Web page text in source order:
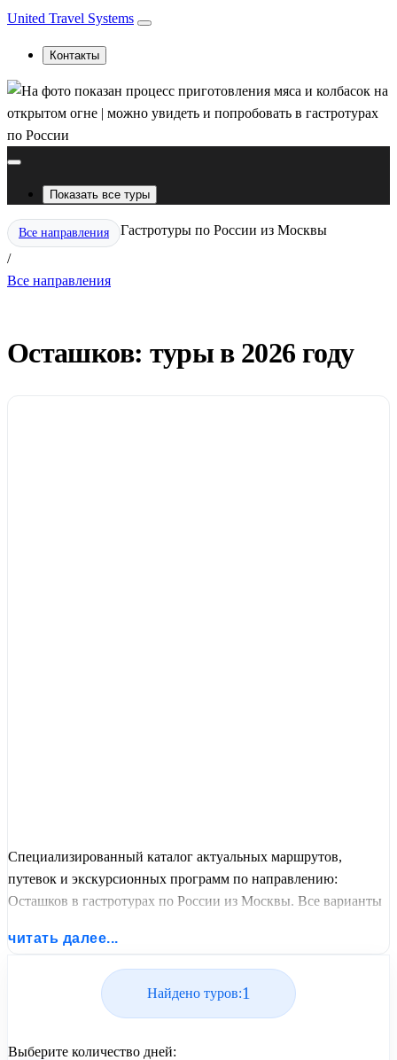
United Travel Systems
Контакты
Показать все туры
Все направления
/
Гастротуры по России из Москвы
Все направления
Осташков: туры в 2026 году
Специализированный каталог актуальных маршрутов,
путевок и экскурсионных программ по направлению:
Осташков в гастротурах по России из Москвы. Все варианты
автобусным проездом и актуальным графиком заездов от
United Travel Systems.
читать далее...
Найдено туров:1
Выберите количество дней: